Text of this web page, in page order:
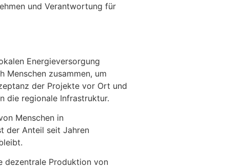
und Verantwortung für
Energieversorgung
zusammen, um
der Projekte vor Ort und
die regionale Infrastruktur.
Menschen in
der Anteil seit Jahren
dezentrale Produktion von